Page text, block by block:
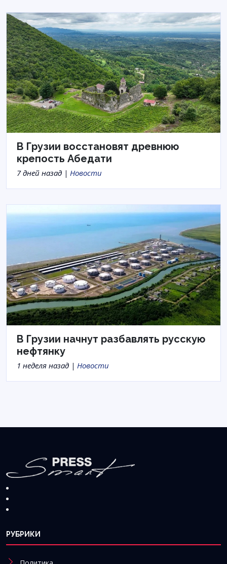
В Грузии восстановят древнюю
крепость Абедати
7 дней назад | Новости
В Грузии начнут разбавлять русскую
нефтянку
1 неделя назад | Новости
РУБРИКИ